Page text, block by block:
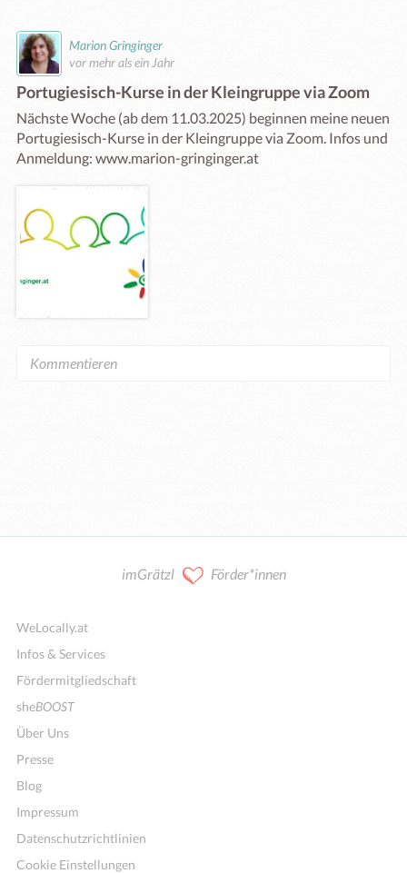
Marion Gringinger
vor mehr als ein Jahr
Portugiesisch-Kurse in der Kleingruppe via Zoom
Nächste Woche (ab dem 11.03.2025) beginnen meine neuen
Portugiesisch-Kurse in der Kleingruppe via Zoom. Infos und
Anmeldung: www.marion-gringinger.at
imGrätzl Förder*innen
WeLocally.at
Infos & Services
Fördermitgliedschaft
sheBOOST
Über Uns
Presse
Blog
Impressum
Datenschutzrichtlinien
Cookie Einstellungen